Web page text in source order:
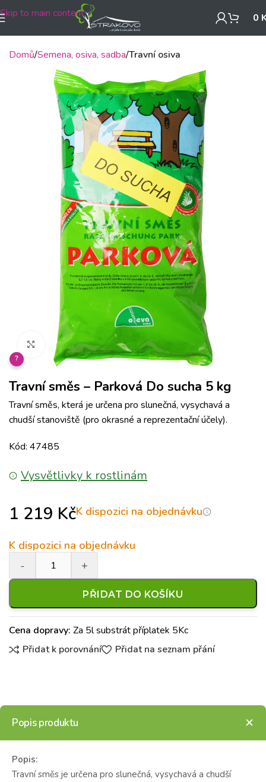
Skip to main content 0
Domů Semena, osiva, sadba Travní osiva
Klikněte pro zvětšení
?
Travní směs – Parková Do sucha 5 kg
Travní směs, která je určena pro slunečná, vysychavá a
chudší stanoviště (pro okrasné a reprezentační účely).
Kód: 47485
Vysvětlivky k rostlinám
1 219 KčK dispozici na objednávku
K dispozici na objednávku
PŘIDAT DO KOŠÍKU
Cena dopravy: Za 5l substrát příplatek 5Kc
Přidat k porovnání
Přidat na seznam přání
Popis produktu
Popis:
Travní směs je určena pro slunečná, vysychavá a chudší